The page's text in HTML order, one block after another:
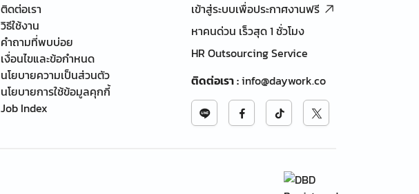
ติดต่อเรา
วิธีใช้งาน
คำถามที่พบบ่อย
เงื่อนไขและข้อกำหนด
นโยบายความเป็นส่วนตัว
นโยบายการใช้ข้อมูลคุกกี้
Job Index
เข้าสู่ระบบเพื่อประกาศงานฟรี
หาคนด่วน เร็วสุด 1 ชั่วโมง
HR Outsourcing Service
ติดต่อเรา:info@daywork.co